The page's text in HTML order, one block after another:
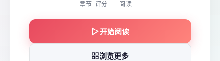
章节 评分 阅读
开始阅读
浏览更多